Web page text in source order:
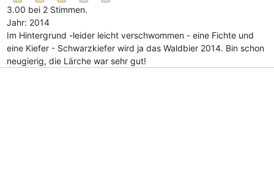
3.00 bei 2 Stimmen.
Jahr: 2014
Im Hintergrund -leider leicht verschwommen - eine Fichte und
eine Kiefer - Schwarzkiefer wird ja das Waldbier 2014. Bin schon
neugierig, die Lärche war sehr gut!